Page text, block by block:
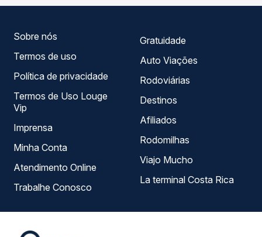
Sobre nós
Termos de uso
Política de privacidade
Termos de Uso Louge
Vip
Imprensa
Minha Conta
Atendimento Online
Trabalhe Conosco
Gratuidade
Auto Viações
Rodoviárias
Destinos
Afiliados
Rodomilhas
Viajo Mucho
La terminal Costa Rica